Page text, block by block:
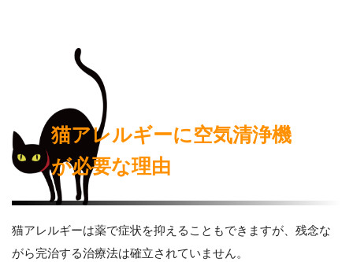
猫アレルギーに空気清浄機
が必要な理由
猫アレルギーは薬で症状を抑えることもできますが、残念な
がら完治する治療法は確立されていません。